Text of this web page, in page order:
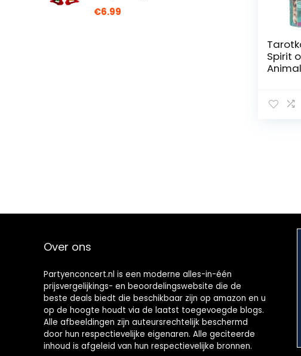
€6.99
Spirit
52-
Over ons
Partyenconcert.nl is een moderne alles-in-één
prijsvergelijkings- en beoordelingswebsite die de
beste deals biedt die beschikbaar zijn op amazon en u
op de hoogte houdt via de laatst toegevoegde blogs.
Alle afbeeldingen zijn auteursrechtelijk beschermd
door hun respectievelijke eigenaren. Alle geciteerde
inhoud is afgeleid van hun respectievelijke bronnen.